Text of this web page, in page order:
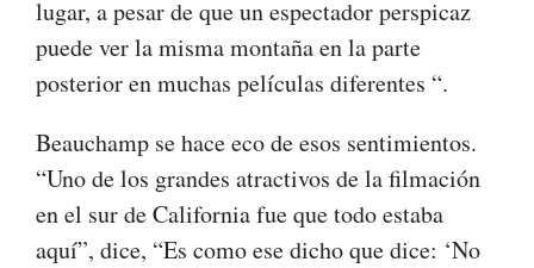
lugar, a pesar de que un espectador perspicaz
puede ver la misma montaña en la parte
posterior en muchas películas diferentes “.
Beauchamp se hace eco de esos sentimientos.
“Uno de los grandes atractivos de la filmación
en el sur de California fue que todo estaba
aquí”, dice, “Es como ese dicho que dice: ‘No